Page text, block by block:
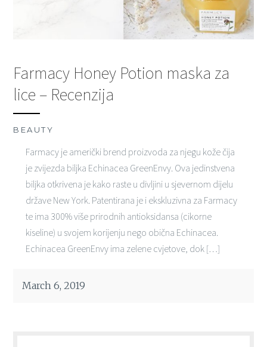
Farmacy Honey Potion maska za
lice – Recenzija
BEAUTY
Farmacy je američki brend proizvoda za njegu kože čija
je zvijezda biljka Echinacea GreenEnvy. Ova jedinstvena
biljka otkrivena je kako raste u divljini u sjevernom dijelu
države New York. Patentirana je i ekskluzivna za Farmacy
te ima 300% više prirodnih antioksidansa (cikorne
kiseline) u svojem korijenju nego obična Echinacea.
Echinacea GreenEnvy ima zelene cvjetove, dok […]
March 6, 2019